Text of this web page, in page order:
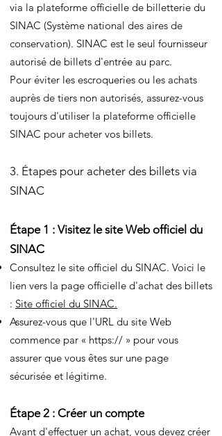
via la plateforme officielle de billetterie du
SINAC (Système national des aires de
conservation). SINAC est le seul fournisseur
autorisé de billets d'entrée au parc.
Pour éviter les escroqueries ou les achats
auprès de tiers non autorisés, assurez-vous
toujours d'utiliser la plateforme officielle
SINAC pour acheter vos billets.
3. Étapes pour acheter des billets via
SINAC
Étape 1 : Visitez le site Web officiel du
SINAC
Consultez le site officiel du SINAC. Voici le
lien vers la page officielle d'achat des billets
: Site officiel du SINAC.
Assurez-vous que l'URL du site Web
commence par « https:// » pour vous
assurer que vous êtes sur une page
sécurisée et légitime.
Étape 2 : Créer un compte
Avant d'effectuer un achat, vous devez créer